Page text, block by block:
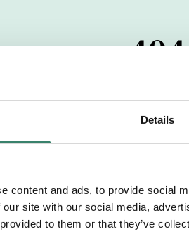
Details
content and ads, to provide social
site with our social media,
to them or that they’ve
404
har passerats.
dig med mer information
Tillbaka till